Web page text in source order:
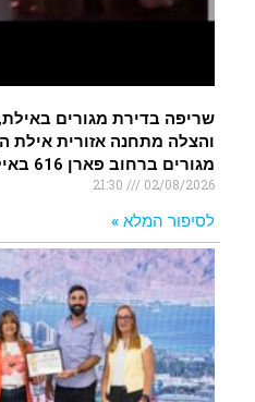
שריפה בדירת מגורים באילת,
והצלה מתחנה אזורית אילת
מגורים ברחוב פארן 616 באילת.
02/08/2026
לסיפור המלא »